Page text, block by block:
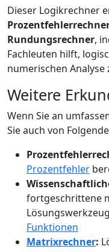
Dieser Logikrechner
Rundungsrechner,
Fachleuten hilft,
numerischen Analyse
Weitere
Wenn Sie an
Sie auch von
Prozentfehler
fortgeschrittene
Funktionen
Matrixrechner: